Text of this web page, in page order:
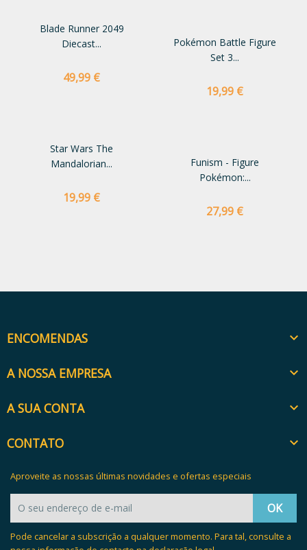
Blade Runner 2049
Diecast...
Preço
49,99 €
Pokémon Battle Figure
Set 3...
Preço
19,99 €
Star Wars The
Mandalorian...
Preço
19,99 €
Funism - Figure
Pokémon:...
Preço
27,99 €
ENCOMENDAS 
A NOSSA EMPRESA 
A SUA CONTA 
CONTATO 
Aproveite as nossas últimas novidades e ofertas especiais
Pode cancelar a subscrição a qualquer momento. Para tal, consulte a